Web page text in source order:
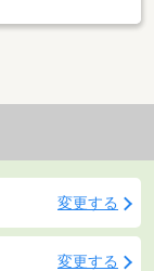
変更する
変更する